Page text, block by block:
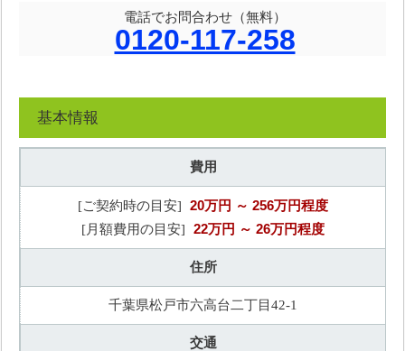
電話でお問合わせ（無料）
0120-117-258
基本情報
費用
[ご契約時の目安] 20万円 ～ 256万円程度
[月額費用の目安] 22万円 ～ 26万円程度
住所
千葉県松戸市六高台二丁目42-1
交通